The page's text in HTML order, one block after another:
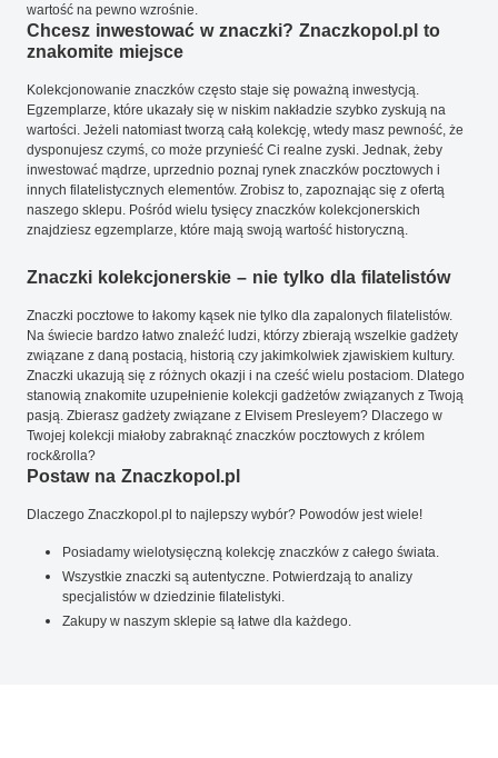
wartość na pewno wzrośnie.
Chcesz inwestować w znaczki? Znaczkopol.pl to
znakomite miejsce
Kolekcjonowanie znaczków często staje się poważną inwestycją.
Egzemplarze, które ukazały się w niskim nakładzie szybko zyskują na
wartości. Jeżeli natomiast tworzą całą kolekcję, wtedy masz pewność, że
dysponujesz czymś, co może przynieść Ci realne zyski. Jednak, żeby
inwestować mądrze, uprzednio poznaj rynek znaczków pocztowych i
innych filatelistycznych elementów. Zrobisz to, zapoznając się z ofertą
naszego sklepu. Pośród wielu tysięcy znaczków kolekcjonerskich
znajdziesz egzemplarze, które mają swoją wartość historyczną.
Znaczki kolekcjonerskie – nie tylko dla filatelistów
Znaczki pocztowe to łakomy kąsek nie tylko dla zapalonych filatelistów.
Na świecie bardzo łatwo znaleźć ludzi, którzy zbierają wszelkie gadżety
związane z daną postacią, historią czy jakimkolwiek zjawiskiem kultury.
Znaczki ukazują się z różnych okazji i na cześć wielu postaciom. Dlatego
stanowią znakomite uzupełnienie kolekcji gadżetów związanych z Twoją
pasją. Zbierasz gadżety związane z Elvisem Presleyem? Dlaczego w
Twojej kolekcji miałoby zabraknąć znaczków pocztowych z królem
rock&rolla?
Postaw na Znaczkopol.pl
Dlaczego Znaczkopol.pl to najlepszy wybór? Powodów jest wiele!
Posiadamy wielotysięczną kolekcję znaczków z całego świata.
Wszystkie znaczki są autentyczne. Potwierdzają to analizy
specjalistów w dziedzinie filatelistyki.
Zakupy w naszym sklepie są łatwe dla każdego.